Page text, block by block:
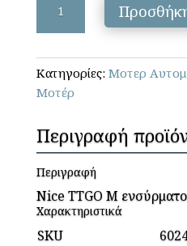
TTGO
TG
M
1817
-
Σωληνωτό
μοτέρ
ρολού
ποσότητα
Κατηγορίες: Μοτερ
Μοτέρ
Περιγραφή
Περιγραφή
Nice TTGO M
Χαρακτηριστικά
SKU